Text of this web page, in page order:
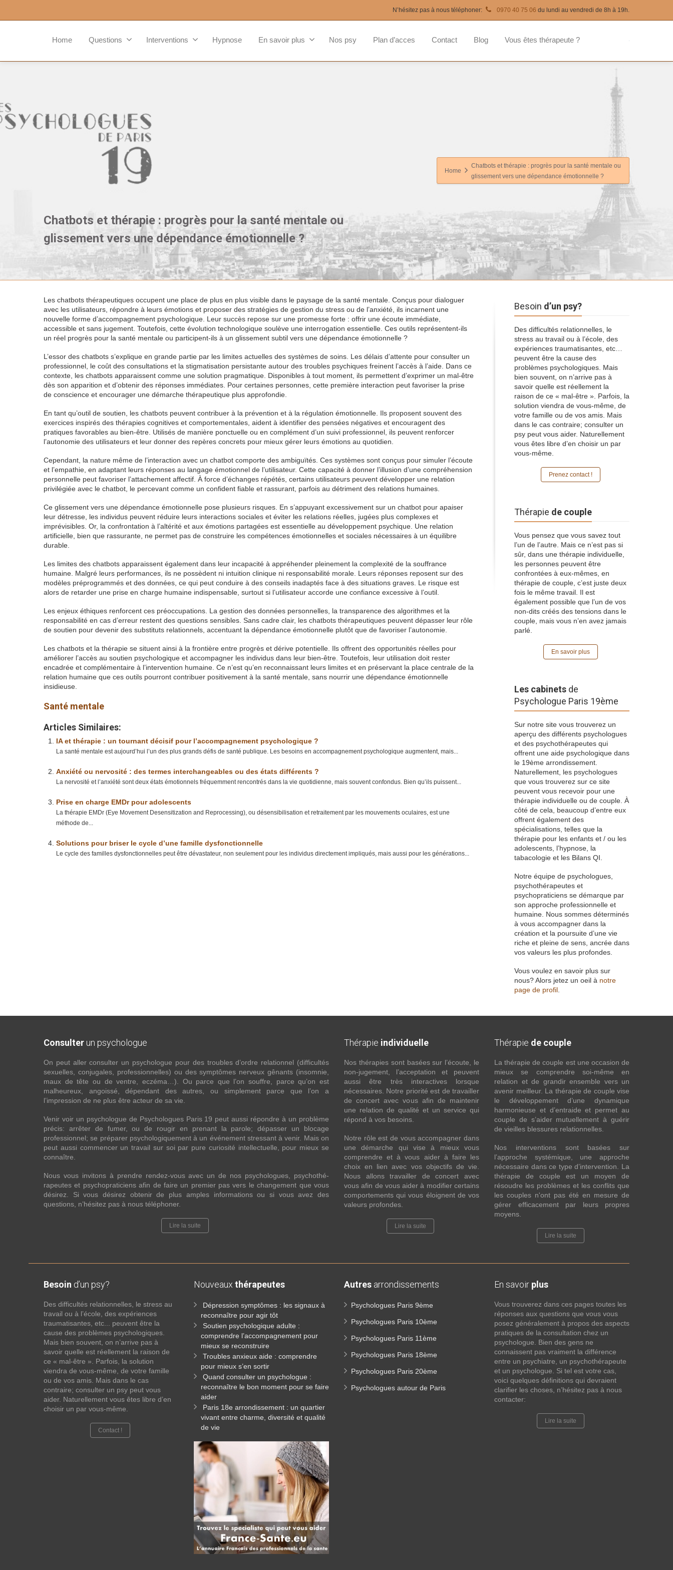
N’hésitez pas à nous téléphoner: 0970 40 75 06 du lundi au vendredi de 8h à 19h.
Home Questions Interventions Hypnose En savoir plus Nos psy Plan d’acces Contact Blog Vous êtes thérapeute ?
Chatbots et thérapie : progrès pour la santé mentale ou
glissement vers une dépendance émotionnelle ?
Home
Chatbots et thérapie : progrès pour la santé mentale ou
glissement vers une dépendance émotionnelle ?
Les chatbots thérapeutiques occupent une place de plus en plus visible dans le paysage de la santé mentale. Conçus pour dialoguer
avec les utilisateurs, répondre à leurs émotions et proposer des stratégies de gestion du stress ou de l’anxiété, ils incarnent une
nouvelle forme d’accompagnement psychologique. Leur succès repose sur une promesse forte : offrir une écoute immédiate,
accessible et sans jugement. Toutefois, cette évolution technologique soulève une interrogation essentielle. Ces outils représentent-ils
un réel progrès pour la santé mentale ou participent-ils à un glissement subtil vers une dépendance émotionnelle ?
L’essor des chatbots s’explique en grande partie par les limites actuelles des systèmes de soins. Les délais d’attente pour consulter un
professionnel, le coût des consultations et la stigmatisation persistante autour des troubles psychiques freinent l’accès à l’aide. Dans ce
contexte, les chatbots apparaissent comme une solution pragmatique. Disponibles à tout moment, ils permettent d’exprimer un mal-être
dès son apparition et d’obtenir des réponses immédiates. Pour certaines personnes, cette première interaction peut favoriser la prise
de conscience et encourager une démarche thérapeutique plus approfondie.
En tant qu’outil de soutien, les chatbots peuvent contribuer à la prévention et à la régulation émotionnelle. Ils proposent souvent des
exercices inspirés des thérapies cognitives et comportementales, aident à identifier des pensées négatives et encouragent des
pratiques favorables au bien-être. Utilisés de manière ponctuelle ou en complément d’un suivi professionnel, ils peuvent renforcer
l’autonomie des utilisateurs et leur donner des repères concrets pour mieux gérer leurs émotions au quotidien.
Cependant, la nature même de l’interaction avec un chatbot comporte des ambiguïtés. Ces systèmes sont conçus pour simuler l’écoute
et l’empathie, en adaptant leurs réponses au langage émotionnel de l’utilisateur. Cette capacité à donner l’illusion d’une compréhension
personnelle peut favoriser l’attachement affectif. À force d’échanges répétés, certains utilisateurs peuvent développer une relation
privilégiée avec le chatbot, le percevant comme un confident fiable et rassurant, parfois au détriment des relations humaines.
Ce glissement vers une dépendance émotionnelle pose plusieurs risques. En s’appuyant excessivement sur un chatbot pour apaiser
leur détresse, les individus peuvent réduire leurs interactions sociales et éviter les relations réelles, jugées plus complexes et
imprévisibles. Or, la confrontation à l’altérité et aux émotions partagées est essentielle au développement psychique. Une relation
artificielle, bien que rassurante, ne permet pas de construire les compétences émotionnelles et sociales nécessaires à un équilibre
durable.
Les limites des chatbots apparaissent également dans leur incapacité à appréhender pleinement la complexité de la souffrance
humaine. Malgré leurs performances, ils ne possèdent ni intuition clinique ni responsabilité morale. Leurs réponses reposent sur des
modèles préprogrammés et des données, ce qui peut conduire à des conseils inadaptés face à des situations graves. Le risque est
alors de retarder une prise en charge humaine indispensable, surtout si l’utilisateur accorde une confiance excessive à l’outil.
Les enjeux éthiques renforcent ces préoccupations. La gestion des données personnelles, la transparence des algorithmes et la
responsabilité en cas d’erreur restent des questions sensibles. Sans cadre clair, les chatbots thérapeutiques peuvent dépasser leur rôle
de soutien pour devenir des substituts relationnels, accentuant la dépendance émotionnelle plutôt que de favoriser l’autonomie.
Les chatbots et la thérapie se situent ainsi à la frontière entre progrès et dérive potentielle. Ils offrent des opportunités réelles pour
améliorer l’accès au soutien psychologique et accompagner les individus dans leur bien-être. Toutefois, leur utilisation doit rester
encadrée et complémentaire à l’intervention humaine. Ce n’est qu’en reconnaissant leurs limites et en préservant la place centrale de la
relation humaine que ces outils pourront contribuer positivement à la santé mentale, sans nourrir une dépendance émotionnelle
insidieuse.
Santé mentale
Articles Similaires:
IA et thérapie : un tournant décisif pour l’accompagnement psychologique ?
La santé mentale est aujourd’hui l’un des plus grands défis de santé publique. Les besoins en accompagnement psychologique augmentent, mais...
Anxiété ou nervosité : des termes interchangeables ou des états différents ?
La nervosité et l’anxiété sont deux états émotionnels fréquemment rencontrés dans la vie quotidienne, mais souvent confondus. Bien qu’ils puissent...
Prise en charge EMDr pour adolescents
La thérapie EMDr (Eye Movement Desensitization and Reprocessing), ou désensibilisation et retraitement par les mouvements oculaires, est une
méthode de...
Solutions pour briser le cycle d’une famille dysfonctionnelle
Le cycle des familles dysfonctionnelles peut être dévastateur, non seulement pour les individus directement impliqués, mais aussi pour les générations...
Besoin d’un psy?
Des difficultés relationnelles, le
stress au travail ou à l’école, des
expériences traumatisantes, etc…
peuvent être la cause des
problèmes psychologiques. Mais
bien souvent, on n’arrive pas à
savoir quelle est réellement la
raison de ce « mal-être ». Parfois, la
solution viendra de vous-même, de
votre famille ou de vos amis. Mais
dans le cas contraire; consulter un
psy peut vous aider. Naturellement
vous êtes libre d’en choisir un par
vous-même.
Prenez contact !
Thérapie de couple
Vous pensez que vous savez tout
l’un de l’autre. Mais ce n’est pas si
sûr, dans une thérapie individuelle,
les personnes peuvent être
confrontées à eux-mêmes, en
thérapie de couple, c’est juste deux
fois le même travail. Il est
également possible que l’un de vos
non-dits créés des tensions dans le
couple, mais vous n’en avez jamais
parlé.
En savoir plus
Les cabinets de
Psychologue Paris 19ème
Sur notre site vous trouverez un
aperçu des différents psychologues
et des psychothérapeutes qui
offrent une aide psychologique dans
le 19ème arrondissement.
Naturellement, les psychologues
que vous trouverez sur ce site
peuvent vous recevoir pour une
thérapie individuelle ou de couple. À
côté de cela, beaucoup d’entre eux
offrent également des
spécialisations, telles que la
thérapie pour les enfants et / ou les
adolescents, l’hypnose, la
tabacologie et les Bilans QI.
Notre équipe de psychologues,
psychothérapeutes et
psychopraticiens se démarque par
son approche professionnelle et
humaine. Nous sommes déterminés
à vous accompagner dans la
création et la poursuite d’une vie
riche et pleine de sens, ancrée dans
vos valeurs les plus profondes.
Vous voulez en savoir plus sur
nous? Alors jetez un oeil à notre
page de profil
Consulter un psychologue
On peut aller consulter un psychologue pour des troubles d’ordre relationnel (difficultés
sexuelles, conjugales, professionnelles) ou des symptômes nerveux gênants (insomnie,
maux de tête ou de ventre, eczéma…). Ou parce que l’on souffre, parce qu’on est
malheureux, angoissé, dépendant des autres, ou simplement parce que l’on a
l’impression de ne plus être acteur de sa vie.
Venir voir un psychologue de Psychologues Paris 19 peut aussi répondre à un problème
précis: arrêter de fumer, ou de rougir en prenant la parole; dépasser un blocage
professionnel; se préparer psychologiquement à un événement stressant à venir. Mais on
peut aussi commencer un travail sur soi par pure curiosité intellectuelle, pour mieux se
connaître.
Nous vous invitons à prendre rendez-vous avec un de nos psychologues, psychothé-
rapeutes et psychopraticiens afin de faire un premier pas vers le changement que vous
désirez. Si vous désirez obtenir de plus amples informations ou si vous avez des
questions, n’hésitez pas à nous téléphoner.
Lire la suite
Thérapie individuelle
Nos thérapies sont basées sur l’écoute, le
non-jugement, l’acceptation et peuvent
aussi être très interactives lorsque
nécessaires. Notre priorité est de travailler
de concert avec vous afin de maintenir
une relation de qualité et un service qui
répond à vos besoins.
Notre rôle est de vous accompagner dans
une démarche qui vise à mieux vous
comprendre et à vous aider à faire les
choix en lien avec vos objectifs de vie.
Nous allons travailler de concert avec
vous afin de vous aider à modifier certains
comportements qui vous éloignent de vos
valeurs profondes.
Lire la suite
Thérapie de couple
La thérapie de couple est une occasion de
mieux se comprendre soi-même en
relation et de grandir ensemble vers un
avenir meilleur. La thérapie de couple vise
le développement d’une dynamique
harmonieuse et d’entraide et permet au
couple de s’aider mutuellement à guérir
de vieilles blessures relationnelles.
Nos interventions sont basées sur
l’approche systémique, une approche
nécessaire dans ce type d’intervention. La
thérapie de couple est un moyen de
résoudre les problèmes et les conflits que
les couples n'ont pas été en mesure de
gérer efficacement par leurs propres
moyens.
Lire la suite
Besoin d’un psy?
Des difficultés relationnelles, le stress au
travail ou à l’école, des expériences
traumatisantes, etc... peuvent être la
cause des problèmes psychologiques.
Mais bien souvent, on n’arrive pas à
savoir quelle est réellement la raison de
ce « mal-être ». Parfois, la solution
viendra de vous-même, de votre famille
ou de vos amis. Mais dans le cas
contraire; consulter un psy peut vous
aider. Naturellement vous êtes libre d’en
choisir un par vous-même.
Contact !
Nouveaux thérapeutes
Dépression symptômes : les signaux à
reconnaître pour agir tôt
Soutien psychologique adulte :
comprendre l’accompagnement pour
mieux se reconstruire
Troubles anxieux aide : comprendre
pour mieux s’en sortir
Quand consulter un psychologue :
reconnaître le bon moment pour se faire
aider
Paris 18e arrondissement : un quartier
vivant entre charme, diversité et qualité
de vie
Autres arrondissements
Psychologues Paris 9ème
Psychologues Paris 10ème
Psychologues Paris 11ème
Psychologues Paris 18ème
Psychologues Paris 20ème
Psychologues autour de Paris
En savoir plus
Vous trouverez dans ces pages toutes les
réponses aux questions que vous vous
posez généralement à propos des aspects
pratiques de la consultation chez un
psychologue. Bien des gens ne
connaissent pas vraiment la différence
entre un psychiatre, un psychothérapeute
et un psychologue. Si tel est votre cas,
voici quelques définitions qui devraient
clarifier les choses, n’hésitez pas à nous
contacter:
Lire la suite